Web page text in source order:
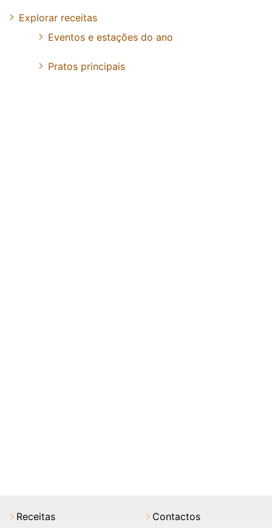
Explorar receitas
Eventos e estações do ano
Pratos principais
Receitas Contactos